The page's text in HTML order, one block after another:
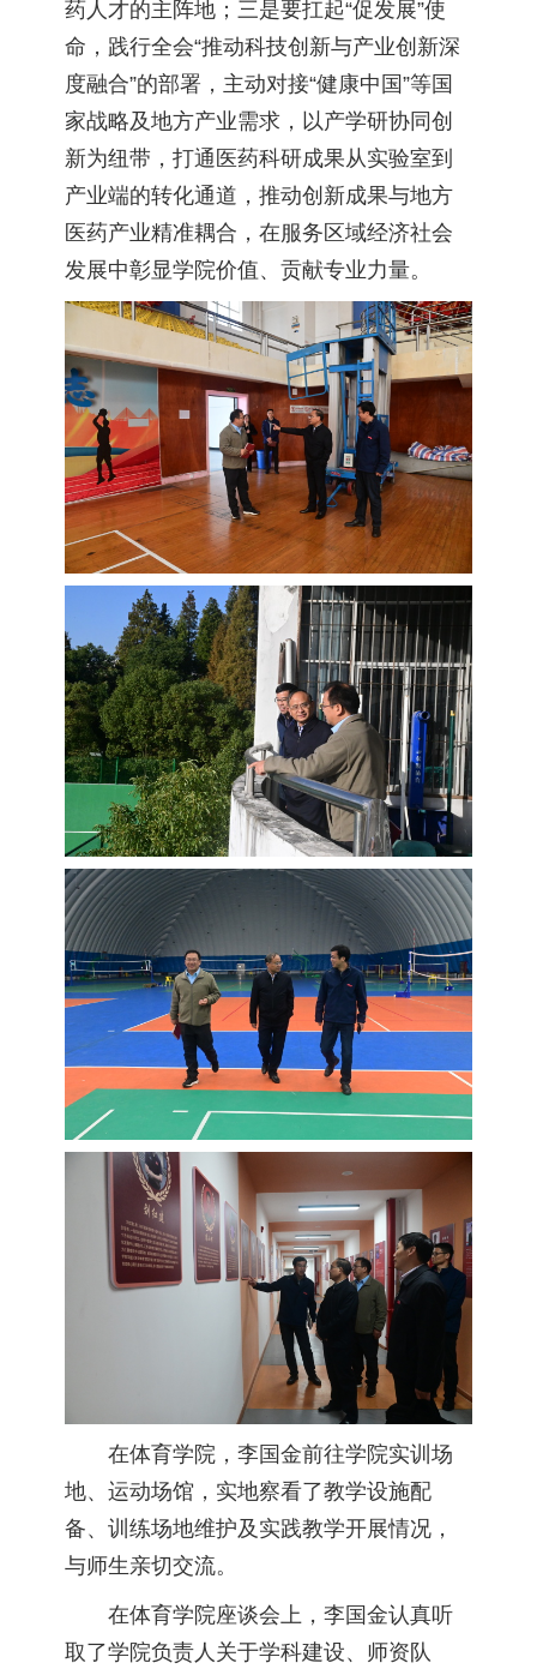
药人才的主阵地；三是要扛起“促发展”使
命，践行全会“推动科技创新与产业创新深
度融合”的部署，主动对接“健康中国”等国
家战略及地方产业需求，以产学研协同创
新为纽带，打通医药科研成果从实验室到
产业端的转化通道，推动创新成果与地方
医药产业精准耦合，在服务区域经济社会
发展中彰显学院价值、贡献专业力量。
在体育学院，李国金前往学院实训场
地、运动场馆，实地察看了教学设施配
备、训练场地维护及实践教学开展情况，
与师生亲切交流。
在体育学院座谈会上，李国金认真听
取了学院负责人关于学科建设、师资队